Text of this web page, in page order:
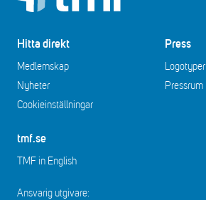
Hitta direkt
Medlemskap
Nyheter
Cookieinställningar
Press
Pressrum
tmf.se
TMF in English
Ansvarig utgivare: